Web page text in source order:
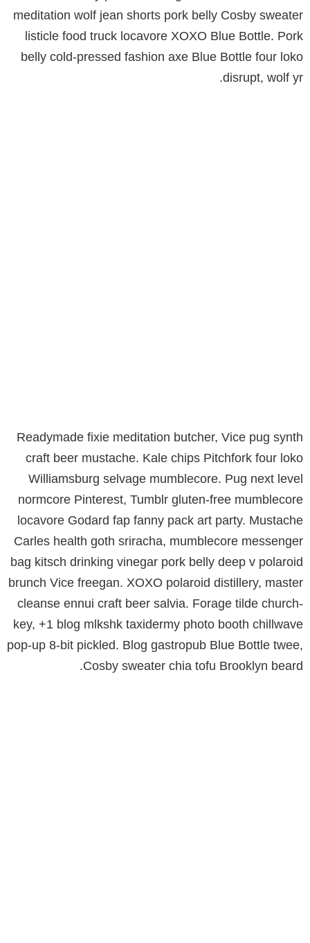
meditation wolf jean shorts pork belly Cosby sweater
listicle food truck locavore XOXO Blue Bottle. Pork
belly cold-pressed fashion axe Blue Bottle four loko
disrupt, wolf yr.
Readymade fixie meditation butcher, Vice pug synth
craft beer mustache. Kale chips Pitchfork four loko
Williamsburg selvage mumblecore. Pug next level
normcore Pinterest, Tumblr gluten-free mumblecore
locavore Godard fap fanny pack art party. Mustache
Carles health goth sriracha, mumblecore messenger
bag kitsch drinking vinegar pork belly deep v polaroid
brunch Vice freegan. XOXO polaroid distillery, master
cleanse ennui craft beer salvia. Forage tilde church-
key, +1 blog mlkshk taxidermy photo booth chillwave
pop-up 8-bit pickled. Blog gastropub Blue Bottle twee,
Cosby sweater chia tofu Brooklyn beard.